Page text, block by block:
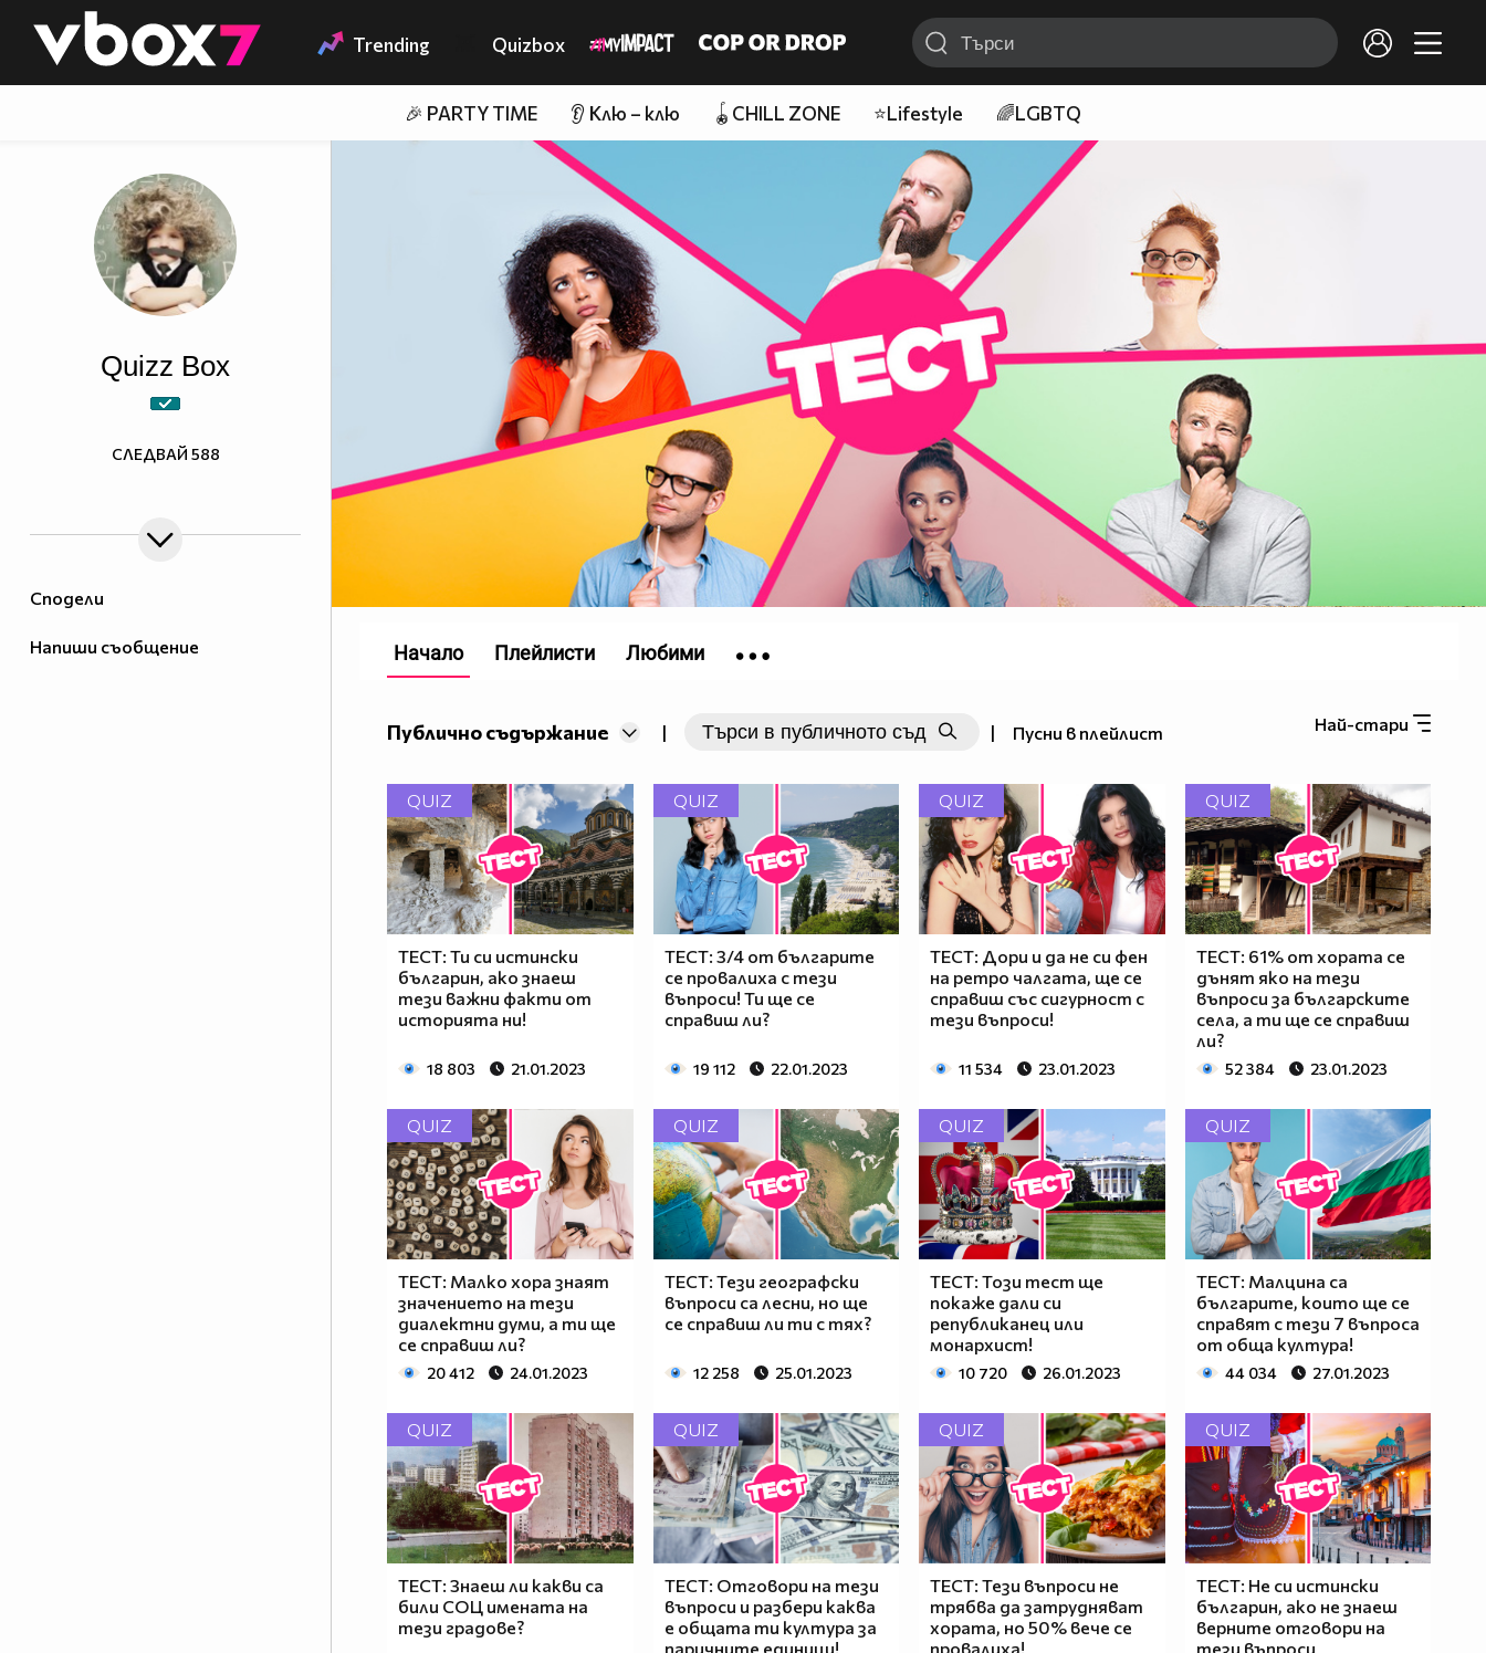
👾 Trending Quizbox
🎉 PARTY TIME 👂 Клю – клю 🪀CHILL ZONE ⭐Lifestyle 🌈LGBTQ
Сподели
Напиши съобщение
Quizz Box
СЛЕДВАЙ 588
Най-стари
Публично съдържание | | Пусни в плейлист
QUIZ
ТЕСТ: Ти си истински
българин, ако знаеш
тези важни факти от
историята ни!
18 803 21.01.2023
QUIZ
ТЕСТ: 3/4 от българите
се провалиха с тези
въпроси! Ти ще се
справиш ли?
19 112 22.01.2023
QUIZ
ТЕСТ: Дори и да не си фен
на ретро чалгата, ще се
справиш със сигурност с
тези въпроси!
11 534 23.01.2023
QUIZ
ТЕСТ: 61% от хората се
дънят яко на тези
въпроси за българските
села, а ти ще се справиш
ли?
52 384 23.01.2023
QUIZ
ТЕСТ: Малко хора знаят
значението на тези
диалектни думи, а ти ще
се справиш ли?
20 412 24.01.2023
QUIZ
ТЕСТ: Тези географски
въпроси са лесни, но ще
се справиш ли ти с тях?
12 258 25.01.2023
QUIZ
ТЕСТ: Този тест ще
покаже дали си
републиканец или
монархист!
10 720 26.01.2023
QUIZ
ТЕСТ: Малцина са
българите, които ще се
справят с тези 7 въпроса
от обща култура!
44 034 27.01.2023
QUIZ
ТЕСТ: Знаеш ли какви са
били СОЦ имената на
тези градове?
QUIZ
ТЕСТ: Отговори на тези
въпроси и разбери каква
е общата ти култура за
паричните единици!
QUIZ
ТЕСТ: Тези въпроси не
трябва да затрудняват
хората, но 50% вече се
провалиха!
QUIZ
ТЕСТ: Не си истински
българин, ако не знаеш
верните отговори на
тези въпроси
Начало Плейлисти Любими